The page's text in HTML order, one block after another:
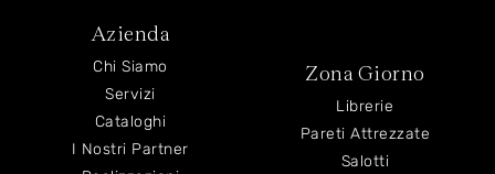
Azienda
Chi Siamo
Servizi
Cataloghi
I Nostri Partner
Zona Giorno
Librerie
Pareti Attrezzate
Salotti